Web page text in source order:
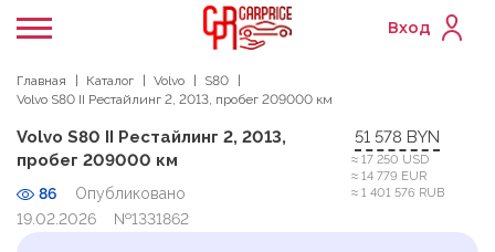
Вход
Главная Каталог Volvo
S80
Volvo S80 II Рестайлинг 2, 2013, пробег 209000 км
Volvo S80 II Рестайлинг 2, 2013,
пробег 209000 км
86
Опубликовано
19.02.2026
№1331862
51 578 BYN
≈ 17 250 USD
≈ 14 779 EUR
≈ 1 401 576 RUB